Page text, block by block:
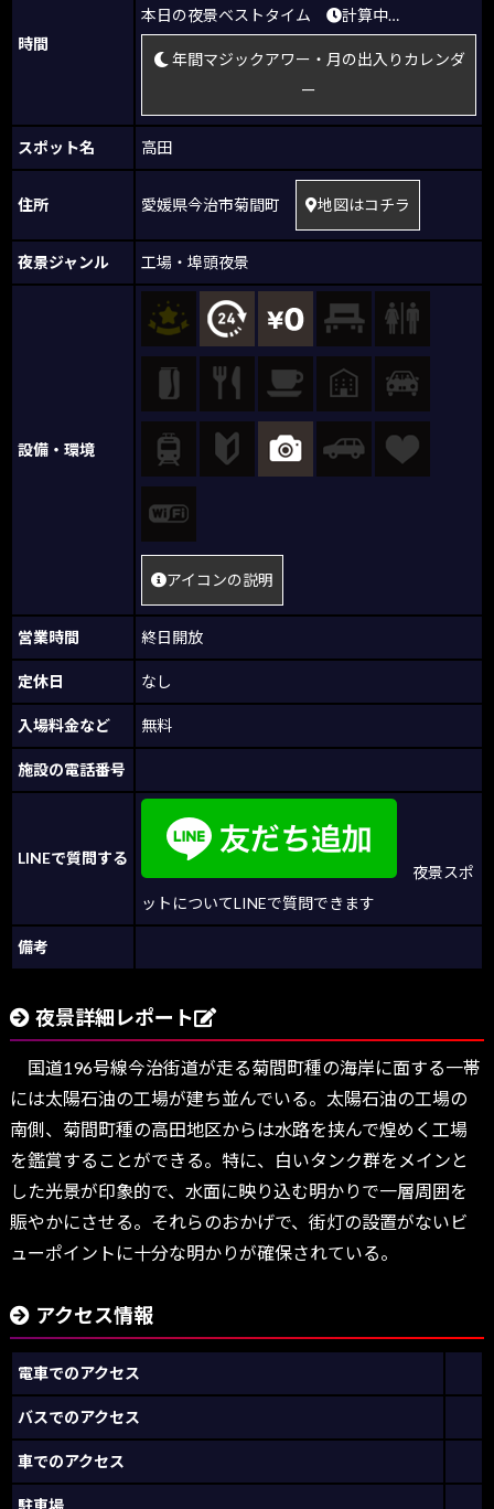
時間
本日の夜景ベストタイム
計算中…
年間マジックアワー・月の出入りカレンダ
ー
スポット名 高田
住所 愛媛県今治市菊間町 地図はコチラ
夜景ジャンル 工場・埠頭夜景
設備・環境
アイコンの説明
営業時間 終日開放
定休日 なし
入場料金など 無料
施設の電話番号
LINEで質問する
夜景スポ
ットについてLINEで質問できます
備考
夜景詳細レポート
国道196号線今治街道が走る菊間町種の海岸に面する一帯
には太陽石油の工場が建ち並んでいる。太陽石油の工場の
南側、菊間町種の高田地区からは水路を挟んで煌めく工場
を鑑賞することができる。特に、白いタンク群をメインと
した光景が印象的で、水面に映り込む明かりで一層周囲を
賑やかにさせる。それらのおかげで、街灯の設置がないビ
ューポイントに十分な明かりが確保されている。
アクセス情報
電車でのアクセス
バスでのアクセス
車でのアクセス